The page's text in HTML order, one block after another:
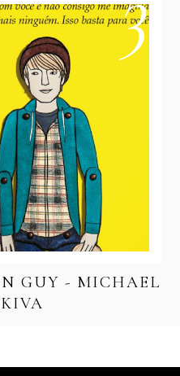
GUY - MICHAEL